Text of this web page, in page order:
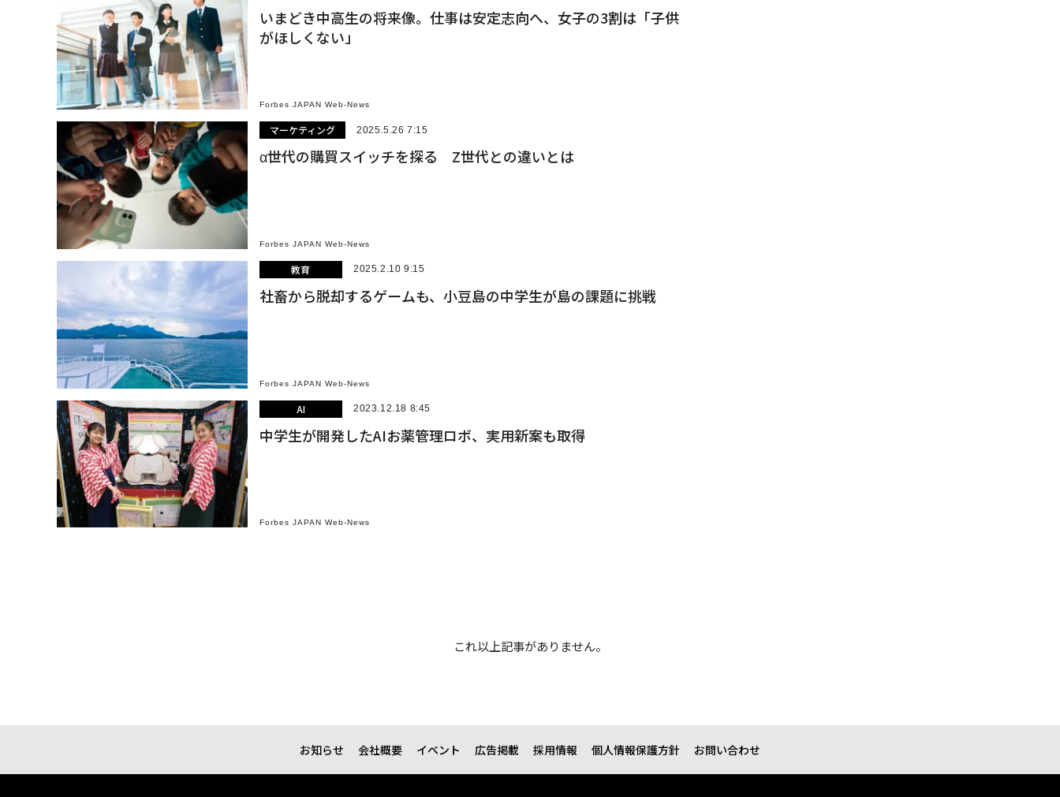
いまどき中高生の将来像。仕事は安定志向へ、女子の3割は「子供
がほしくない」
Forbes JAPAN Web-News
マーケティング 2025.5.26 7:15
α世代の購買スイッチを探る Z世代との違いとは
Forbes JAPAN Web-News
教育 2025.2.10 9:15
社畜から脱却するゲームも、小豆島の中学生が島の課題に挑戦
Forbes JAPAN Web-News
AI 2023.12.18 8:45
中学生が開発したAIお薬管理ロボ、実用新案も取得
Forbes JAPAN Web-News
これ以上記事がありません。
お知らせ 会社概要 イベント 広告掲載 採用情報 個人情報保護方針 お問い合わせ